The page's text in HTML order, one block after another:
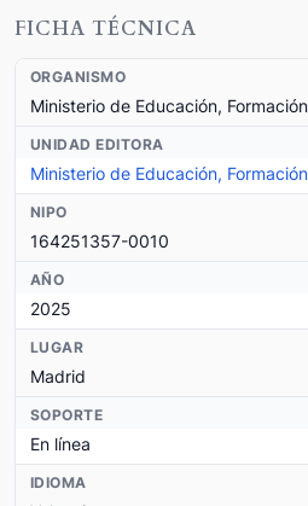
FICHA TÉCNICA
ORGANISMO
Ministerio de Educación,
UNIDAD EDITORA
Ministerio de Educación,
NIPO
164251357-0010
AÑO
2025
LUGAR
Madrid
SOPORTE
En línea
IDIOMA